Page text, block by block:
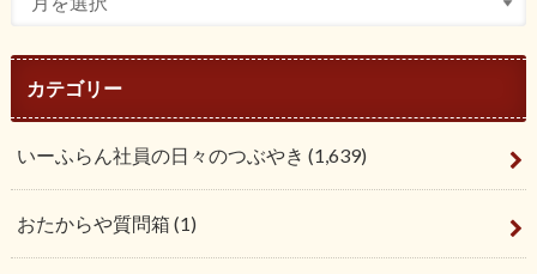
カテゴリー
いーふらん社員の日々のつぶやき (1,639)
おたからや質問箱 (1)